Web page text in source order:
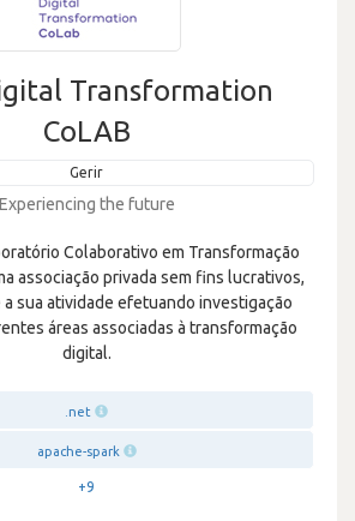
Transformation
CoLAB
Gerir
Experiencing the future
Colaborativo em Transformação
associação privada sem fins lucrativos,
sua atividade efetuando investigação
áreas associadas à transformação
digital.
.net
apache-spark
+9